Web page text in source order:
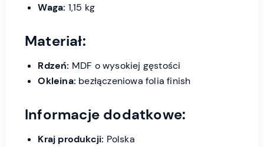
Waga: 1,15 kg
Materiał:
Rdzeń: MDF o wysokiej gęstości
Okleina: bezłączeniowa folia finish
Informacje dodatkowe:
Kraj produkcji: Polska